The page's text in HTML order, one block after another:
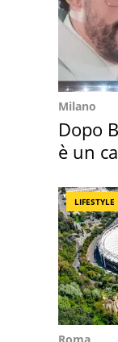
Milano
Dopo
è un
LIFESTYLE